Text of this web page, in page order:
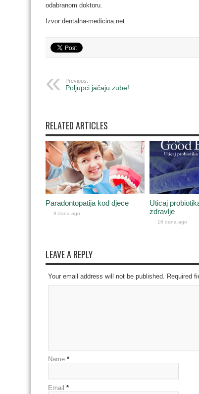
odabranom doktoru.
Izvor:dentalna-medicina.net
Previous:
Poljupci jačaju zube!
RELATED ARTICLES
Paradontopatija kod djece
9 dana ago
Uticaj
zdravlje
16 dana ago
LEAVE A REPLY
Your email address will not be published. Required
Name *
Email *